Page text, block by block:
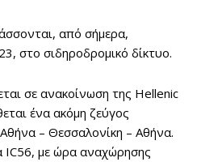
από σήμερα,
στο σιδηροδρομικό δίκτυο.
σε ανακοίνωση της Hellenic
ένα ακόμη ζεύγος
– Θεσσαλονίκη – Αθήνα.
IC56, με ώρα αναχώρησης